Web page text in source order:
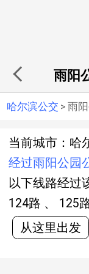
雨阳
哈尔滨公交 > 雨
当前城市：哈
经过雨阳公园
以下线路经过
从这里出发